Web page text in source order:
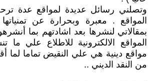
وتصلني رسائل عديدة لمواقع عدة
المواقع . معبرة وبحرارة عن
بمقالاتي لنشرها بعد اشادتهم بما
المواقع الالكترونية للاطلاع علي ما
مواقع دينية هي علي النقيض تماما لما
من النقد الديني ..